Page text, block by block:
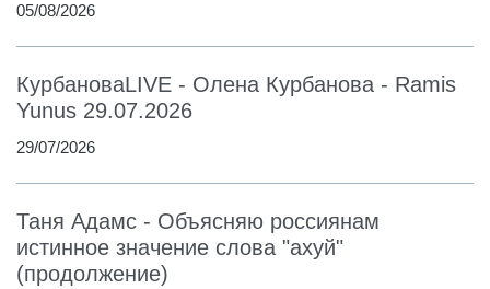
05/08/2026
КурбановаLIVE - Олена Курбанова - Ramis
Yunus 29.07.2026
29/07/2026
Таня Адамс - Объясняю россиянам
истинное значение слова "ахуй"
(продолжение)